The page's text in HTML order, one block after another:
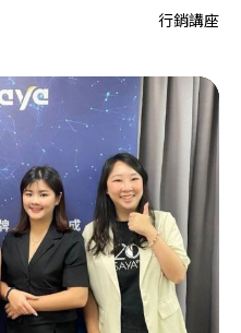
行銷講座